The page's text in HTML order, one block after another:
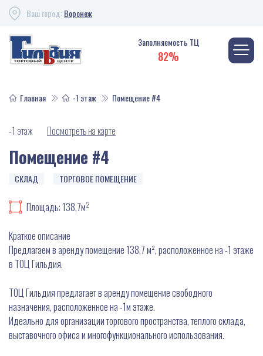
Ваш город:Воронеж
Заполняемость ТЦ
82%
Главная -1 этаж Помещение #4
-1 этаж Посмотреть на карте
Помещение #4
СКЛАД ТОРГОВОЕ ПОМЕЩЕНИЕ
Площадь: 138,7м2
Краткое описание
Предлагаем в аренду помещение 138,7 м², расположенное на -1 этаже
в ТОЦ Гильдия.
ТОЦ Гильдия предлагает в аренду помещение свободного
назначения, расположенное на -1м этаже.
Идеально для организации торгового пространства, теплого склада,
выставочного офиса и многофункционального использования.